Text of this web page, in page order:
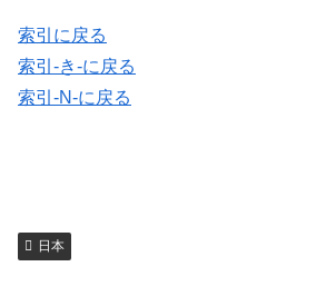
索引に戻る
索引-き-に戻る
索引-N-に戻る
日本